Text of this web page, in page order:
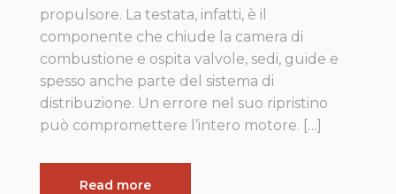
propulsore. La testata, infatti, è il
componente che chiude la camera di
combustione e ospita valvole, sedi, guide e
spesso anche parte del sistema di
distribuzione. Un errore nel suo ripristino
può compromettere l’intero motore. […]
Read more